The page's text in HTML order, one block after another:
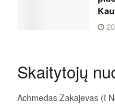
Skaitytojų
Achmedas Zakajevas (I